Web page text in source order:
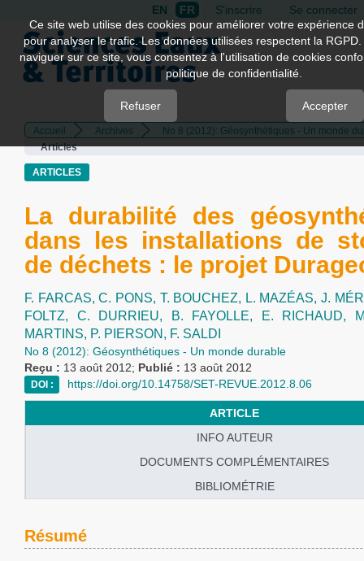
Quick
jump
page
Main
Navigation
Main
EN FR S'inscrire Se connecter
Accueil Archives
No 8 (2012): Géosynthétiques - Un monde
Articles
ARTICLES
La durabilité des
dans les installations de
de déchets : le projet
F. FARCAS,C. PONS, T. BOUCHEZ, L. MAZÉAS,J.
FOLTZ, C. DURRIEU, B. FAYOLLE, E. RICHAUD,
MARTINS, P. PIERSON, F. SALDI
No 8 (2012): Géosynthétiques - Un monde durable
Reçu : 13 août 2012; Publié : 13 août 2012
DOI : https://doi.org/10.14758/SET-REVUE.2012.8.06
ARTICLE
INFO AUTEUR
DOCUMENTS COMPLÉMENTAIRES
BIBLIOMÉTRIE
Résumé
Ce site web utilise des cookies pour améliorer votre expérience
pour analyser le trafic. Les données utilisées respectent la
naviguer sur ce site, vous consentez à l'utilisation de cookies
politique de confidentialité.
Refuser Accepter